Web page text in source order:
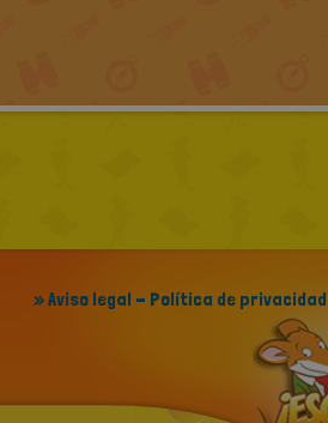
» Aviso legal - Política de privacidad